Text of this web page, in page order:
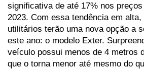
significativa de até 17% nos
2023. Com essa tendência em
utilitários terão uma nova opção a
este ano: o modelo Exter.
veículo possui menos de 4 metros
que o torna menor até mesmo do